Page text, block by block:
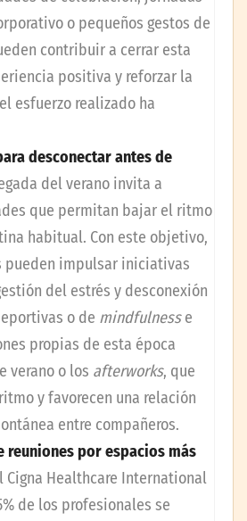
o pequeños gestos de
contribuir a cerrar esta
positiva y reforzar la
esfuerzo realizado ha
desconectar antes de
del verano invita a
que permitan bajar el ritmo
habitual. Con este objetivo,
pueden impulsar iniciativas
del estrés y desconexión
o de mindfulnesse
propias de esta época
verano o los afterworks, que
y favorecen una relación
entre compañeros.
reuniones por espacios más
Cigna Healthcare International
de los profesionales se